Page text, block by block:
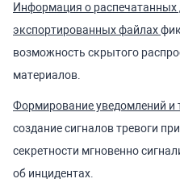
Информация о распечатанных
экспортированных файлах
возможность скрытого
материалов.
Формирование уведомлений и
создание сигналов тревоги
секретности мгновенно
об инцидентах.